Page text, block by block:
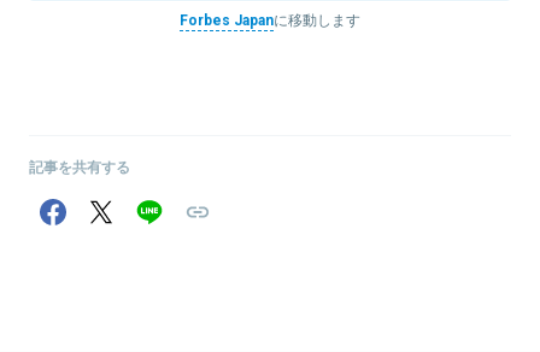
Forbes Japanに移動します
記事を共有する